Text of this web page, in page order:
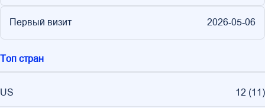
Первый визит 2026-05-06
Топ стран
US 12 (11)